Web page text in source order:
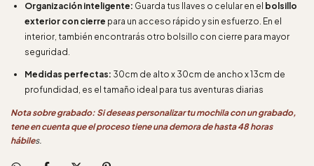
Organización inteligente: Guarda tus llaves o celular en el bolsillo
exterior con cierre para un acceso rápido y sin esfuerzo. En el
interior, también encontrarás otro bolsillo con cierre para mayor
seguridad.
Medidas perfectas: 30cm de alto x 30cm de ancho x 13cm de
profundidad, es el tamaño ideal para tus aventuras diarias
Nota sobre grabado: Si deseas personalizar tu mochila con un grabado,
tene en cuenta que el proceso tiene una demora de hasta 48 horas
hábiles.